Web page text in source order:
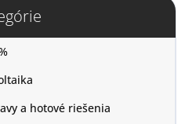
a hotové riešenia